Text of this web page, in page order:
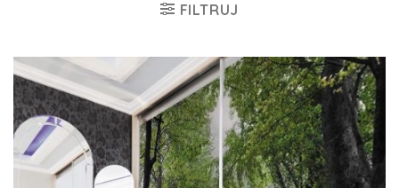
FILTRUJ